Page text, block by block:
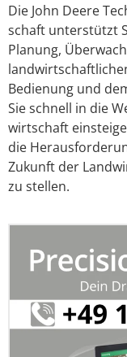
Die John Deere
schaft unterstützt
Planung,
Bedienung und
Sie schnell in die
wirt­schaft
die
Zukunft der
zu stellen.